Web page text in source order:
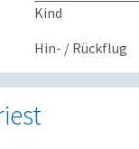
Kind
Hin- / Rückflug